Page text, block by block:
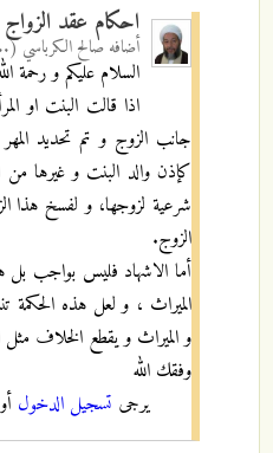
احكام عقد الزواج
أضافه صالح الكرباسي
السلام عليكم و رحمة
اذا قالت البنت او
جانب الزوج و تم تحديد
كإذن والد البنت و غيرها
شرعية لزوجها، و لفسخ هذا
الزوج.
أما الاشهاد فليس بواجب
الميراث ، و لعل هذه
و الميراث و يقطع الخلاف مثل
وفقك الله
يرجى تسجيل الدخول